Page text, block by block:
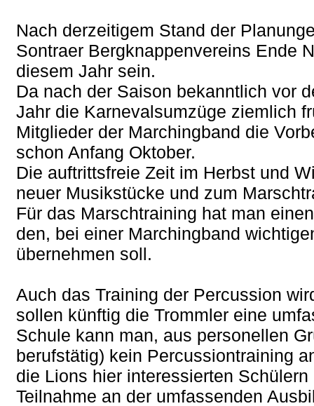
Nach derzeitigem Stand der
Sontraer Bergknappenvereins Ende
diesem Jahr sein.
Da nach der Saison bekanntlich vor
Jahr die Karnevalsumzüge ziemlich
Mitglieder der Marchingband die
schon Anfang Oktober.
Die auftrittsfreie Zeit im Herbst und
neuer Musikstücke und zum
Für das Marschtraining hat man
den, bei einer Marchingband
übernehmen soll.
Auch das Training der Percussion
sollen künftig die Trommler eine
Schule kann man, aus personellen
berufstätig) kein Percussiontraining
die Lions hier interessierten
Teilnahme an der umfassenden